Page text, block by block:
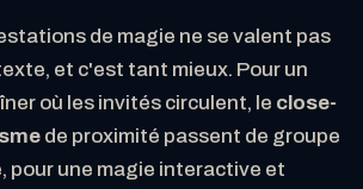
de magie ne se valent pas
et c'est tant mieux. Pour un
où les invités circulent, le close-
de proximité passent de groupe
pour une magie interactive et